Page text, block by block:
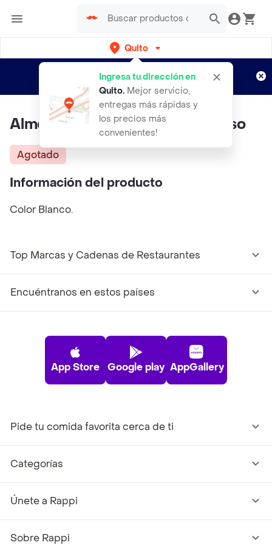
Quito
Ingresa tu dirección en
Quito. Mejor servicio,
entregas más rápidas y
los precios más
convenientes!
envíos gratis por semanas
Aplican TyC
Almohada Shiro Shinchan Miniso
Agotado
Información del producto
Color Blanco.
Top Marcas y Cadenas de Restaurantes
Encuéntranos en estos países
App Store Google play AppGallery
Pide tu comida favorita cerca de ti
Categorías
Únete a Rappi
Sobre Rappi